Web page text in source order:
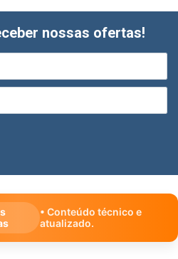
nossas ofertas!
• Conteúdo técnico e
atualizado.